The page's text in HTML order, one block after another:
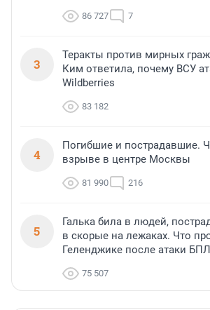
86 727 7
3
Теракты против мирных
Ким ответила, почему ВСУ
Wildberries
83 182
4
Погибшие и пострадавшие.
взрыве в центре Москвы
81 990 216
5
Галька била в людей,
в скорые на лежаках. Что
Геленджике после атаки
75 507